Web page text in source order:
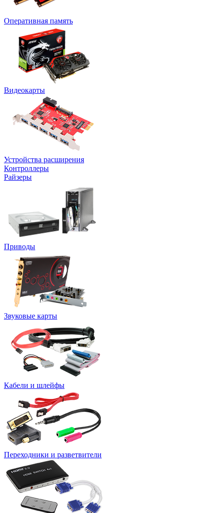
Оперативная память
Видеокарты
Устройства расширения
Контроллеры
Райзеры
Приводы
Звуковые карты
Кабели и шлейфы
Переходники и разветвители